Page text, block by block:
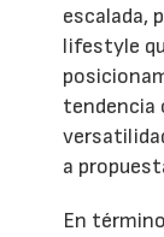
escalada,
lifestyle
tendencia
a
En